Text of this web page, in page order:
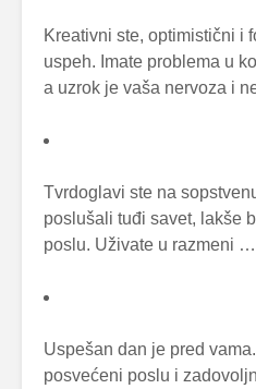
Kreativni ste, optimistični i
uspeh. Imate problema u
a uzrok je vaša nervoza i
Tvrdoglavi ste na
poslušali tuđi savet, lakše
poslu. Uživate u razmeni …
Uspešan dan je pred
posvećeni poslu i